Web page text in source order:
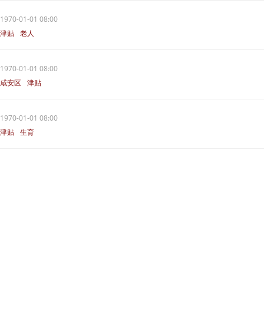
1970-01-01 08:00
津贴 老人
1970-01-01 08:00
咸安区 津贴
1970-01-01 08:00
津贴 生育